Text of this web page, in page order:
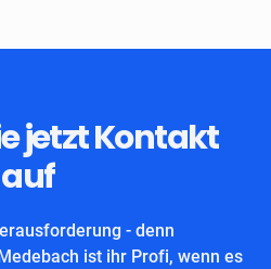
jetzt Kontakt
auf
- denn
ist ihr Profi, wenn es